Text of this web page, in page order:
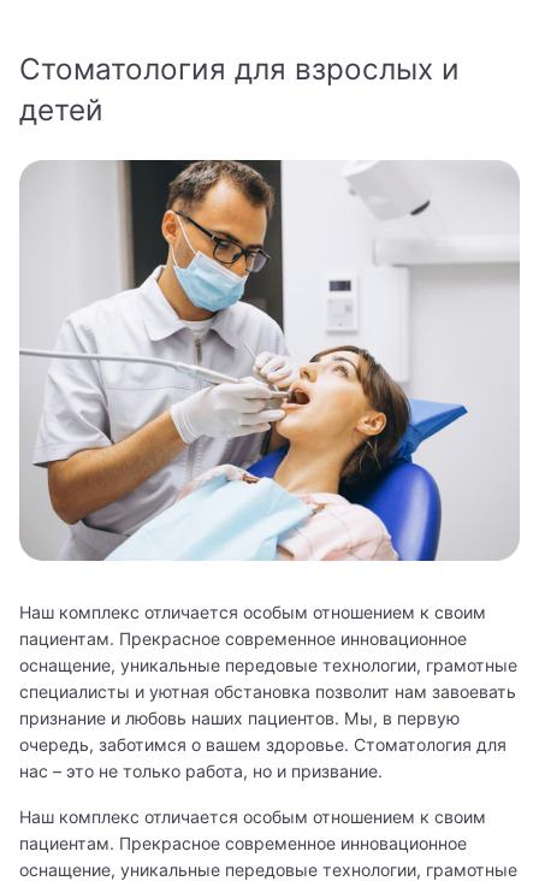
Стоматология для взрослых и
детей
Наш комплекс отличается особым отношением к своим
пациентам. Прекрасное современное инновационное
оснащение, уникальные передовые технологии, грамотные
специалисты и уютная обстановка позволит нам завоевать
признание и любовь наших пациентов. Мы, в первую
очередь, заботимся о вашем здоровье. Стоматология для
нас – это не только работа, но и призвание.
Наш комплекс отличается особым отношением к своим
пациентам. Прекрасное современное инновационное
оснащение, уникальные передовые технологии, грамотные